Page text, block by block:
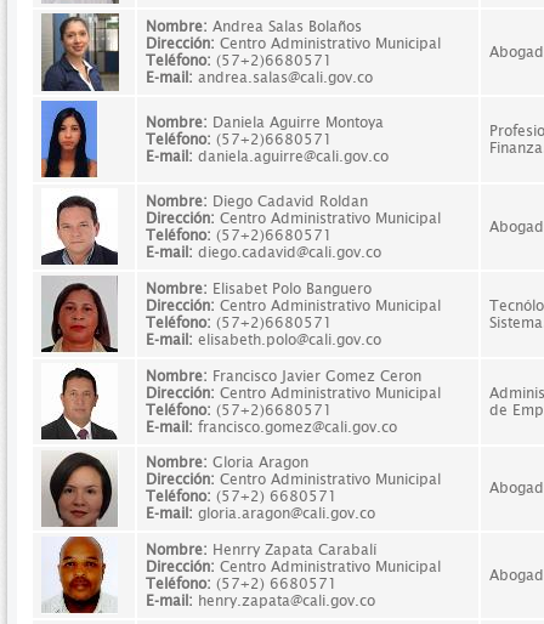
Nombre: Andrea Salas Bolaños
Dirección: Centro Administrativo Municipal
Teléfono: (57+2)6680571
E-mail: andrea.salas@cali.gov.co
Nombre: Daniela Aguirre Montoya
Teléfono: (57+2)6680571
E-mail: daniela.aguirre@cali.gov.co
Nombre: Diego Cadavid Roldan
Dirección: Centro Administrativo Municipal
Teléfono: (57+2)6680571
E-mail: diego.cadavid@cali.gov.co
Nombre: Elisabet Polo Banguero
Dirección: Centro Administrativo Municipal
Teléfono: (57+2)6680571
E-mail: elisabeth.polo@cali.gov.co
Nombre: Francisco Javier Gomez Ceron
Dirección: Centro Administrativo Municipal
Teléfono: (57+2)6680571
E-mail: francisco.gomez@cali.gov.co
de
Nombre: Gloria Aragon
Dirección: Centro Administrativo Municipal
Teléfono: (57+2) 6680571
E-mail: gloria.aragon@cali.gov.co
Nombre: Henrry Zapata Carabalí
Dirección: Centro Administrativo Municipal
Teléfono: (57+2) 6680571
E-mail: henry.zapata@cali.gov.co